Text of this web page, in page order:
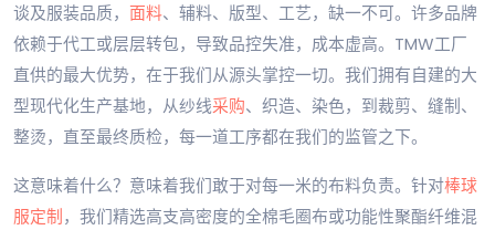
谈及服装品质， 面料、辅料、版型、工艺，缺一不可。许多品牌
依赖于代工或层层转包，导致品控失准，成本虚高。TMW工厂
直供的最大优势，在于我们从源头掌控一切。我们拥有自建的大
型现代化生产基地，从纱线采购、织造、染色，到裁剪、缝制、
整烫，直至最终质检，每一道工序都在我们的监管之下。
这意味着什么？意味着我们敢于对每一米的布料负责。针对棒球
服定制，我们精选高支高密度的全棉毛圈布或功能性聚酯纤维混